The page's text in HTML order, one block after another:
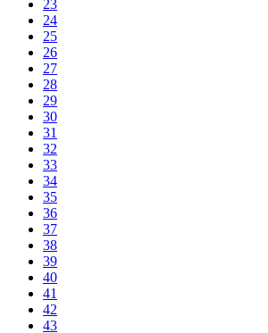
23
24
25
26
27
28
29
30
31
32
33
34
35
36
37
38
39
40
41
42
43